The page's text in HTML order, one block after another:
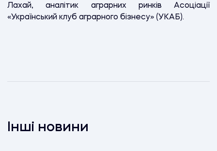
Лахай, аналітик аграрних ринків Асоціації
«Український клуб аграрного бізнесу» (УКАБ).
Інші новини